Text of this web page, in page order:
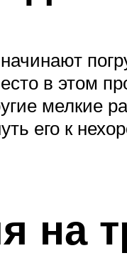
в этом
мелкие
его к
на